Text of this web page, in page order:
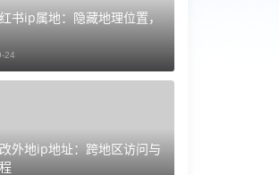
书ip属地：隐藏地理位置，
24
外地ip地址：跨地区访问与